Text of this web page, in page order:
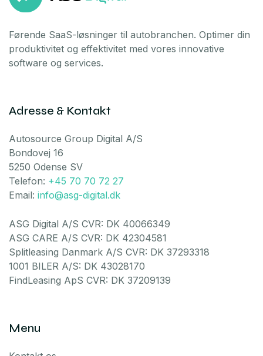
Førende SaaS-løsninger til autobranchen. Optimer din
produktivitet og effektivitet med vores innovative
software og services.
Adresse & Kontakt
Autosource Group Digital A/S
Bondovej 16
5250 Odense SV
Telefon: +45 70 70 72 27
Email: info@asg-digital.dk
ASG Digital A/S CVR: DK 40066349
ASG CARE A/S CVR: DK 42304581
Splitleasing Danmark A/S CVR: DK 37293318
1001 BILER A/S: DK 43028170
FindLeasing ApS CVR: DK 37209139
Menu